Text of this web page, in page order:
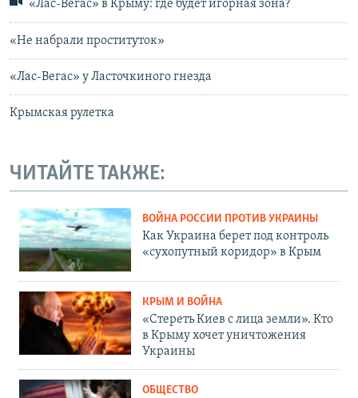
«Лас-Вегас» в Крыму: где будет игорная зона?
«Не набрали проституток»
«Лас-Вегас» у Ласточкиного гнезда
Крымская рулетка
ЧИТАЙТЕ ТАКЖЕ:
ВОЙНА РОССИИ ПРОТИВ УКРАИНЫ
Как Украина берет под контроль
«сухопутный коридор» в Крым
КРЫМ И ВОЙНА
«Стереть Киев с лица земли». Кто
в Крыму хочет уничтожения
Украины
ОБЩЕСТВО